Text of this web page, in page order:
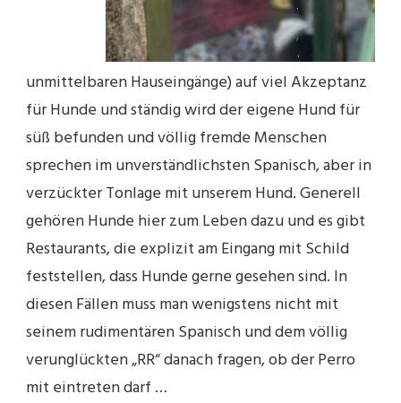
unmittelbaren Hauseingänge) auf viel Akzeptanz
für Hunde und ständig wird der eigene Hund für
süß befunden und völlig fremde Menschen
sprechen im unverständlichsten Spanisch, aber in
verzückter Tonlage mit unserem Hund. Generell
gehören Hunde hier zum Leben dazu und es gibt
Restaurants, die explizit am Eingang mit Schild
feststellen, dass Hunde gerne gesehen sind. In
diesen Fällen muss man wenigstens nicht mit
seinem rudimentären Spanisch und dem völlig
verunglückten „RR“ danach fragen, ob der Perro
mit eintreten darf …